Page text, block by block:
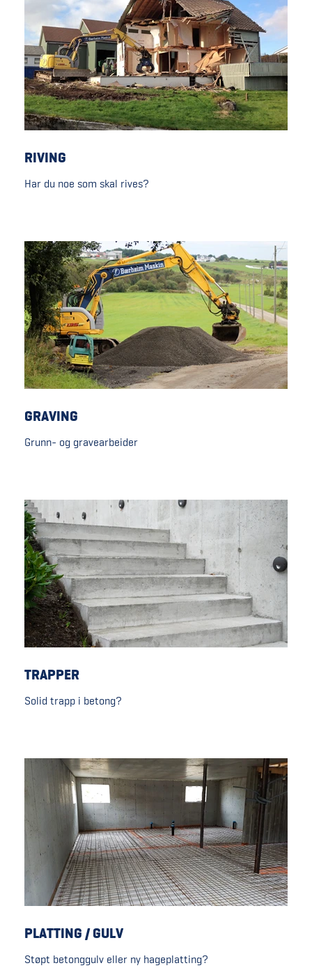
RIVING
Har du noe som skal rives?
GRAVING
Grunn- og gravearbeider
TRAPPER
Solid trapp i betong?
PLATTING / GULV
Støpt betonggulv eller ny hageplatting?